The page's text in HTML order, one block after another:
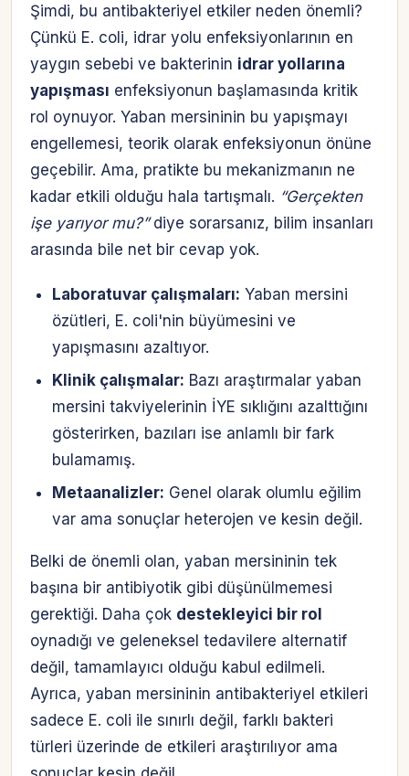
Şimdi, bu antibakteriyel etkiler neden önemli?
Çünkü E. coli, idrar yolu enfeksiyonlarının en
yaygın sebebi ve bakterinin idrar yollarına
yapışması enfeksiyonun başlamasında kritik
rol oynuyor. Yaban mersininin bu yapışmayı
engellemesi, teorik olarak enfeksiyonun önüne
geçebilir. Ama, pratikte bu mekanizmanın ne
kadar etkili olduğu hala tartışmalı. “Gerçekten
işe yarıyor mu?”diye sorarsanız, bilim insanları
arasında bile net bir cevap yok.
Laboratuvar çalışmaları: Yaban mersini
özütleri, E. coli'nin büyümesini ve
yapışmasını azaltıyor.
Klinik çalışmalar: Bazı araştırmalar yaban
mersini takviyelerinin İYE sıklığını azalttığını
gösterirken, bazıları ise anlamlı bir fark
bulamamış.
Metaanalizler: Genel olarak olumlu eğilim
var ama sonuçlar heterojen ve kesin değil.
Belki de önemli olan, yaban mersininin tek
başına bir antibiyotik gibi düşünülmemesi
gerektiği. Daha çok destekleyici bir rol
oynadığı ve geleneksel tedavilere alternatif
değil, tamamlayıcı olduğu kabul edilmeli.
Ayrıca, yaban mersininin antibakteriyel etkileri
sadece E. coli ile sınırlı değil, farklı bakteri
türleri üzerinde de etkileri araştırılıyor ama